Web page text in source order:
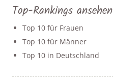
Top-Rankings ansehen
Top 10 für Frauen
Top 10 für Männer
Top 10 in Deutschland